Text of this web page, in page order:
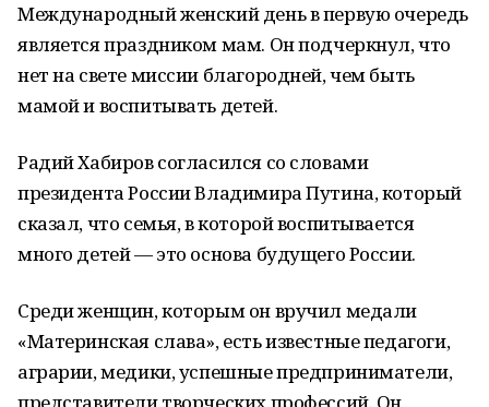
Международный женский день в первую очередь
является праздником мам. Он подчеркнул, что
нет на свете миссии благородней, чем быть
мамой и воспитывать детей.
Радий Хабиров согласился со словами
президента России Владимира Путина, который
сказал, что семья, в которой воспитывается
много детей — это основа будущего России.
Среди женщин, которым он вручил медали
«Материнская слава», есть известные педагоги,
аграрии, медики, успешные предприниматели,